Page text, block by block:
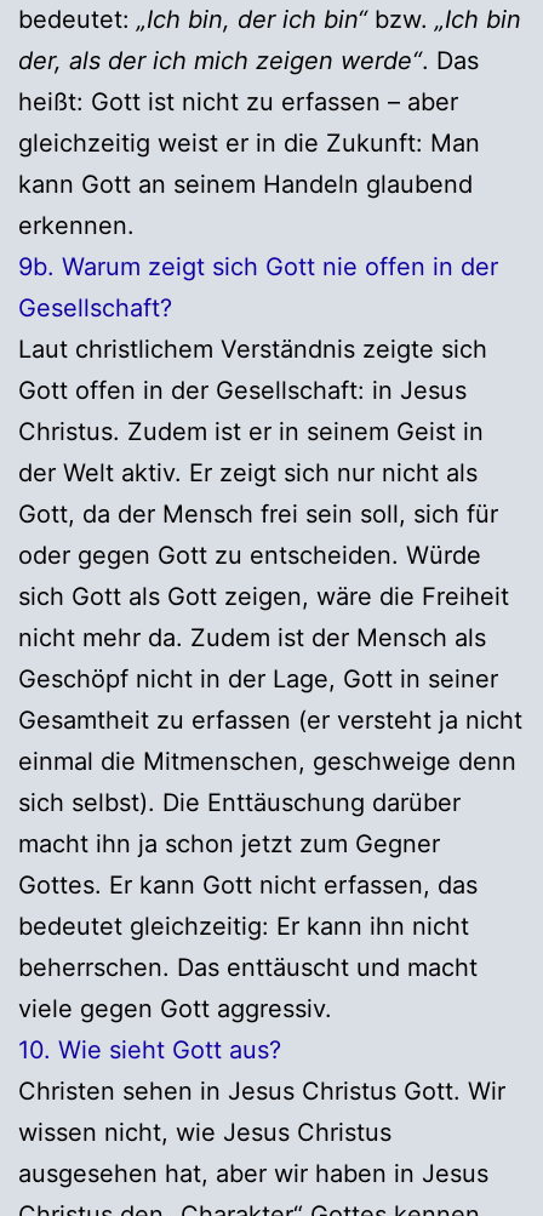
bedeutet: „Ich bin, der ich bin“bzw. „Ich bin
der, als der ich mich zeigen werde“. Das
heißt: Gott ist nicht zu erfassen – aber
gleichzeitig weist er in die Zukunft: Man
kann Gott an seinem Handeln glaubend
erkennen.
9b. Warum zeigt sich Gott nie offen in der
Gesellschaft?
Laut christlichem Verständnis zeigte sich
Gott offen in der Gesellschaft: in Jesus
Christus. Zudem ist er in seinem Geist in
der Welt aktiv. Er zeigt sich nur nicht als
Gott, da der Mensch frei sein soll, sich für
oder gegen Gott zu entscheiden. Würde
sich Gott als Gott zeigen, wäre die Freiheit
nicht mehr da. Zudem ist der Mensch als
Geschöpf nicht in der Lage, Gott in seiner
Gesamtheit zu erfassen (er versteht ja nicht
einmal die Mitmenschen, geschweige denn
sich selbst). Die Enttäuschung darüber
macht ihn ja schon jetzt zum Gegner
Gottes. Er kann Gott nicht erfassen, das
bedeutet gleichzeitig: Er kann ihn nicht
beherrschen. Das enttäuscht und macht
viele gegen Gott aggressiv.
10. Wie sieht Gott aus?
Christen sehen in Jesus Christus Gott. Wir
wissen nicht, wie Jesus Christus
ausgesehen hat, aber wir haben in Jesus